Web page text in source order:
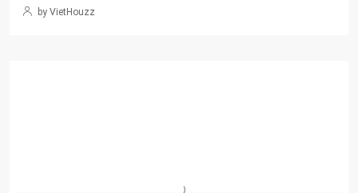
by VietHouzz